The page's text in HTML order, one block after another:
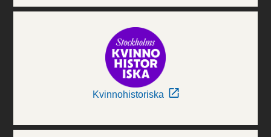
Kvinnohistoriska